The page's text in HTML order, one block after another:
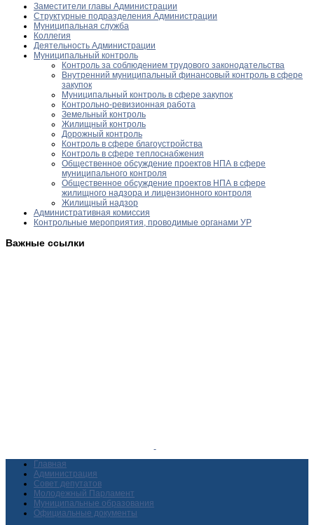
Заместители главы Администрации
Структурные подразделения Администрации
Муниципальная служба
Коллегия
Деятельность Администрации
Муниципальный контроль
Контроль за соблюдением трудового законодательства
Внутренний муниципальный финансовый контроль в сфере
закупок
Муниципальный контроль в сфере закупок
Контрольно-ревизионная работа
Земельный контроль
Жилищный контроль
Дорожный контроль
Контроль в сфере благоустройства
Контроль в сфере теплоснабжения
Общественное обсуждение проектов НПА в сфере
муниципального контроля
Общественное обсуждение проектов НПА в сфере
жилищного надзора и лицензионного контроля
Жилищный надзор
Административная комиссия
Контрольные мероприятия, проводимые органами УР
Важные ссылки
Главная
Администрация
Совет депутатов
Молодежный Парламент
Муниципальные образования
Официальные документы